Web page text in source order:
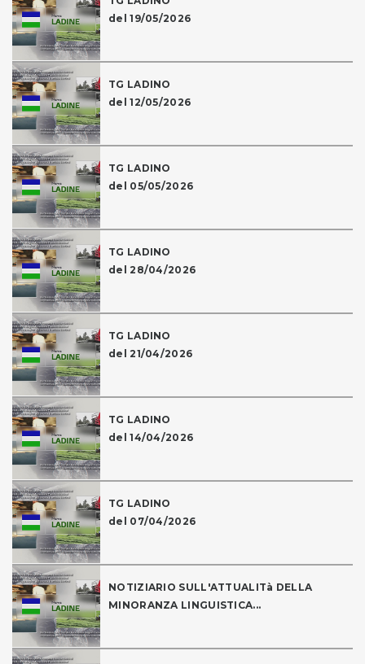
del 19/05/2026
TG LADINO
del 12/05/2026
TG LADINO
del 05/05/2026
TG LADINO
del 28/04/2026
TG LADINO
del 21/04/2026
TG LADINO
del 14/04/2026
TG LADINO
del 07/04/2026
NOTIZIARIO SULL'ATTUALITà DELLA
MINORANZA LINGUISTICA...